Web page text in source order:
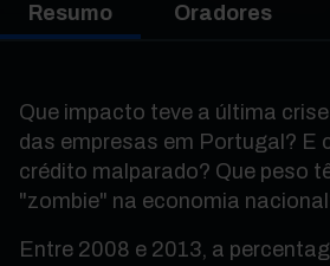
Resumo Oradores
Que impacto teve a última
das empresas em Portugal? E
crédito malparado? Que peso
"zombie" na economia
Entre 2008 e 2013, a